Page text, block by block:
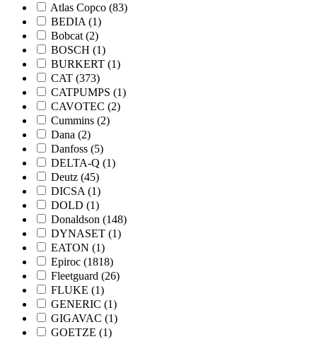
Atlas Copco (83)
BEDIA (1)
Bobcat (2)
BOSCH (1)
BURKERT (1)
CAT (373)
CATPUMPS (1)
CAVOTEC (2)
Cummins (2)
Dana (2)
Danfoss (5)
DELTA-Q (1)
Deutz (45)
DICSA (1)
DOLD (1)
Donaldson (148)
DYNASET (1)
EATON (1)
Epiroc (1818)
Fleetguard (26)
FLUKE (1)
GENERIC (1)
GIGAVAC (1)
GOETZE (1)